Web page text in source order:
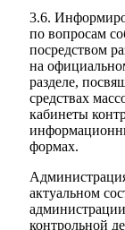
3.6.
по вопросам
посредством
на
разделе,
средствах
кабинеты
формах.
актуальном
контрольной